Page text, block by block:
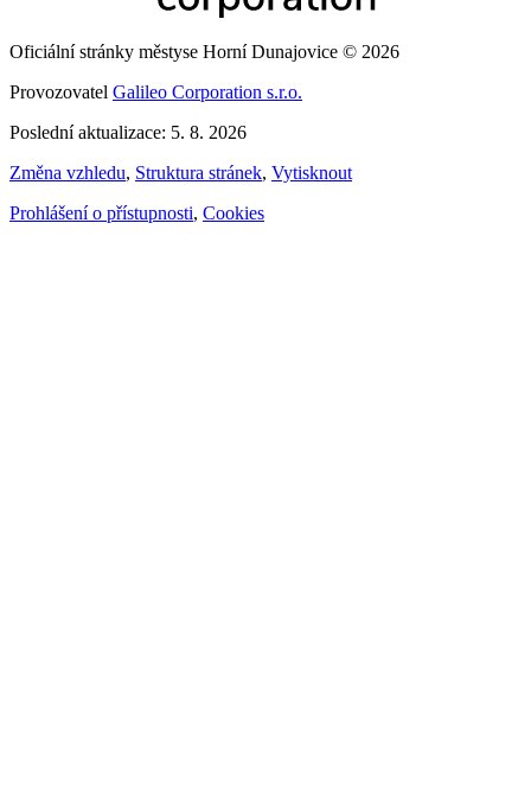
Oficiální stránky městyse Horní Dunajovice © 2026
Provozovatel Galileo Corporation s.r.o.
Poslední aktualizace: 5. 8. 2026
Změna vzhledu, Struktura stránek, Vytisknout
Prohlášení o přístupnosti, Cookies